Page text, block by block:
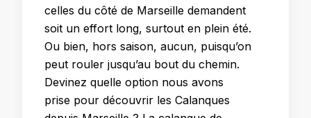
celles du côté de Marseille demandent
soit un effort long, surtout en plein été.
Ou bien, hors saison, aucun, puisqu’on
peut rouler jusqu’au bout du chemin.
Devinez quelle option nous avons
prise pour découvrir les Calanques